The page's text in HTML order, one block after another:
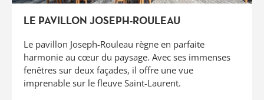
LE PAVILLON JOSEPH-ROULEAU
Le pavillon Joseph-Rouleau règne en parfaite
harmonie au cœur du paysage. Avec ses immenses
fenêtres sur deux façades, il offre une vue
imprenable sur le fleuve Saint-Laurent.